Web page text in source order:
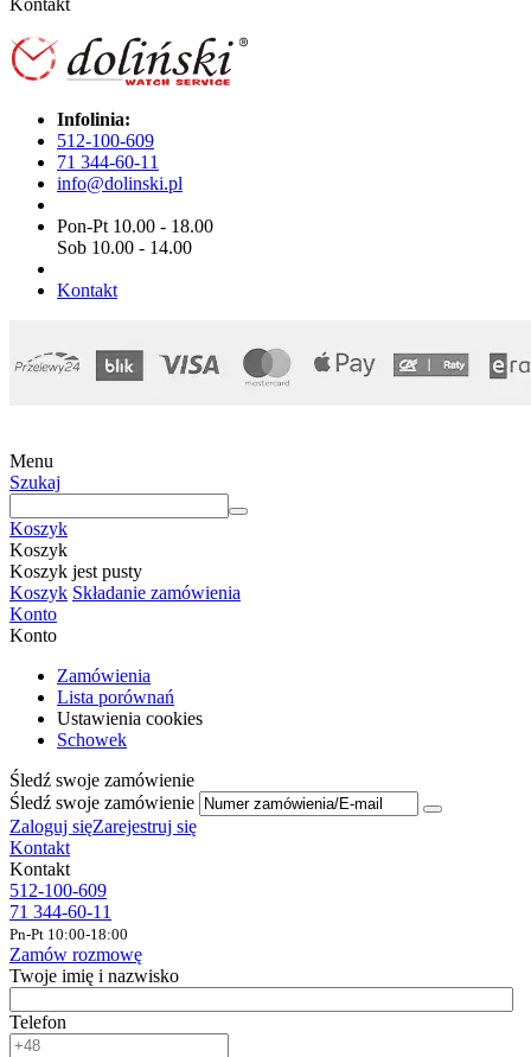
Kontakt
Infolinia:
512-100-609
71 344-60-11
info@dolinski.pl
Pon-Pt 10.00 - 18.00
Sob 10.00 - 14.00
Kontakt
Menu
Szukaj
Koszyk
Koszyk
Koszyk jest pusty
Koszyk Składanie zamówienia
Konto
Konto
Zamówienia
Lista porównań
Ustawienia cookies
Schowek
Śledź swoje zamówienie
Śledź swoje zamówienie
Zaloguj sięZarejestruj się
Kontakt
Kontakt
512-100-609
71 344-60-11
Pn-Pt 10:00-18:00
Zamów rozmowę
Twoje imię i nazwisko
Telefon